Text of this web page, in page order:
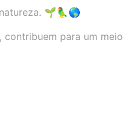
🌱🦜🌎
contribuem para um meio